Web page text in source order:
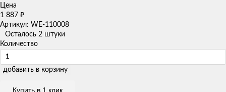
Цена
1 887 ₽
Артикул: WE-110008
Осталось 2 штуки
Количество
добавить в корзину
Купить в 1 клик